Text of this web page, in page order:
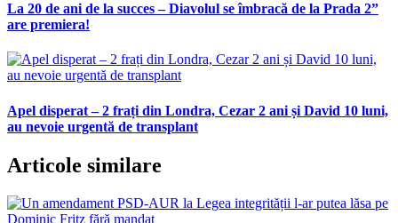
La 20 de ani de la succes – Diavolul se îmbracă de la Prada 2”
are premiera!
Apel disperat – 2 frați din Londra, Cezar 2 ani și David 10 luni,
au nevoie urgentă de transplant
Articole similare